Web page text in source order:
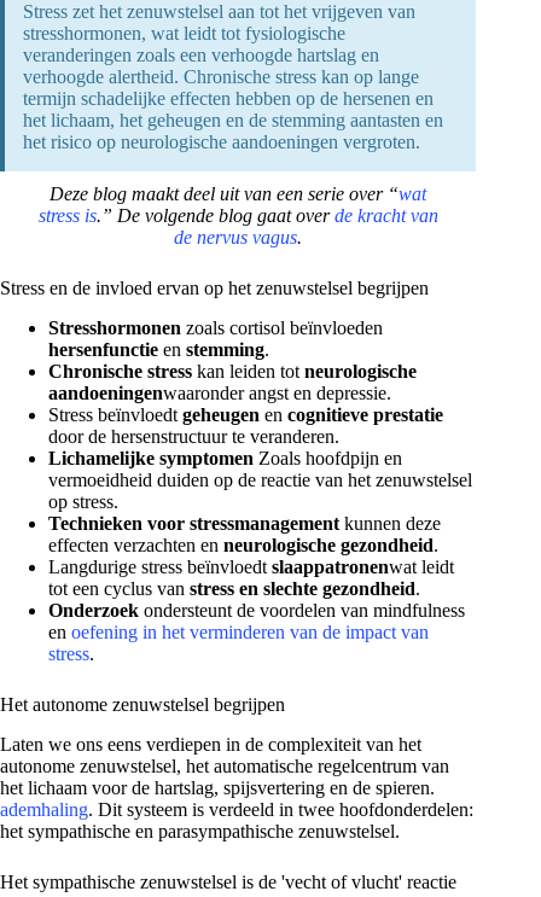
Stress zet het zenuwstelsel aan tot het vrijgeven van
stresshormonen, wat leidt tot fysiologische
veranderingen zoals een verhoogde hartslag en
verhoogde alertheid. Chronische stress kan op lange
termijn schadelijke effecten hebben op de hersenen en
het lichaam, het geheugen en de stemming aantasten en
het risico op neurologische aandoeningen vergroten.
Deze blog maakt deel uit van een serie over “wat
stress is.” De volgende blog gaat overde kracht van
de nervus vagus.
Stress en de invloed ervan op het zenuwstelsel begrijpen
Stresshormonen zoals cortisol beïnvloeden
hersenfunctie en stemming.
Chronische stress kan leiden tot neurologische
aandoeningenwaaronder angst en depressie.
Stress beïnvloedt geheugen en cognitieve prestatie
door de hersenstructuur te veranderen.
Lichamelijke symptomen Zoals hoofdpijn en
vermoeidheid duiden op de reactie van het zenuwstelsel
op stress.
Technieken voor stressmanagement kunnen deze
effecten verzachten en neurologische gezondheid.
Langdurige stress beïnvloedt slaappatronenwat leidt
tot een cyclus van stress en slechte gezondheid.
Onderzoek ondersteunt de voordelen van mindfulness
en oefening in het verminderen van de impact van
stress.
Het autonome zenuwstelsel begrijpen
Laten we ons eens verdiepen in de complexiteit van het
autonome zenuwstelsel, het automatische regelcentrum van
het lichaam voor de hartslag, spijsvertering en de spieren.
ademhaling. Dit systeem is verdeeld in twee hoofdonderdelen:
het sympathische en parasympathische zenuwstelsel.
Het sympathische zenuwstelsel is de 'vecht of vlucht' reactie